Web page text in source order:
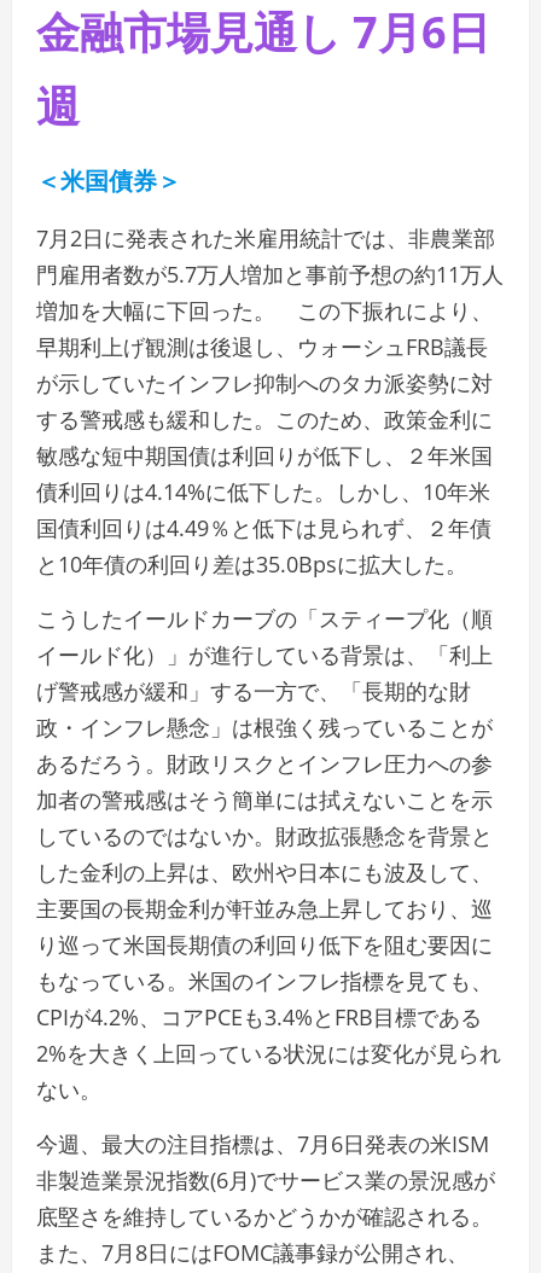
金融市場見通し 7月6日
週
＜米国債券＞
7月2日に発表された米雇用統計では、非農業部
門雇用者数が5.7万人増加と事前予想の約11万人
増加を大幅に下回った。 この下振れにより、
早期利上げ観測は後退し、ウォーシュFRB議長
が示していたインフレ抑制へのタカ派姿勢に対
する警戒感も緩和した。このため、政策金利に
敏感な短中期国債は利回りが低下し、２年米国
債利回りは4.14%に低下した。しかし、10年米
国債利回りは4.49％と低下は見られず、２年債
と10年債の利回り差は35.0Bpsに拡大した。
こうしたイールドカーブの「スティープ化（順
イールド化）」が進行している背景は、「利上
げ警戒感が緩和」する一方で、「長期的な財
政・インフレ懸念」は根強く残っていることが
あるだろう。財政リスクとインフレ圧力への参
加者の警戒感はそう簡単には拭えないことを示
しているのではないか。財政拡張懸念を背景と
した金利の上昇は、欧州や日本にも波及して、
主要国の長期金利が軒並み急上昇しており、巡
り巡って米国長期債の利回り低下を阻む要因に
もなっている。米国のインフレ指標を見ても、
CPIが4.2%、コアPCEも3.4%とFRB目標である
2%を大きく上回っている状況には変化が見られ
ない。
今週、最大の注目指標は、7月6日発表の米ISM
非製造業景況指数(6月)でサービス業の景況感が
底堅さを維持しているかどうかが確認される。
また、7月8日にはFOMC議事録が公開され、